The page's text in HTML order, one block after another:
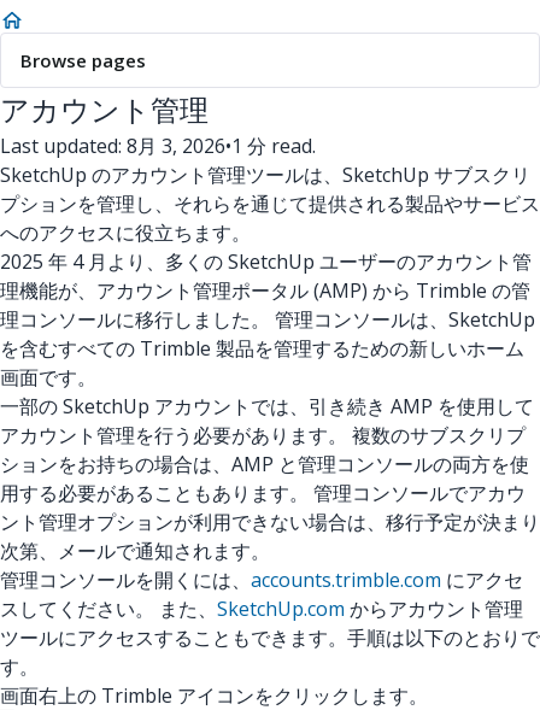
Browse pages
アカウント管理
Last updated: 8月 3, 2026•1 分 read.
SketchUp のアカウント管理ツールは、SketchUp サブスクリ
プションを管理し、それらを通じて提供される製品やサービス
へのアクセスに役立ちます。
2025 年 4 月より、多くの SketchUp ユーザーのアカウント管
理機能が、アカウント管理ポータル (AMP) から Trimble の管
理コンソールに移行しました。 管理コンソールは、SketchUp
を含むすべての Trimble 製品を管理するための新しいホーム
画面です。
一部の SketchUp アカウントでは、引き続き AMP を使用して
アカウント管理を行う必要があります。 複数のサブスクリプ
ションをお持ちの場合は、AMP と管理コンソールの両方を使
用する必要があることもあります。 管理コンソールでアカウ
ント管理オプションが利用できない場合は、移行予定が決まり
次第、メールで通知されます。
管理コンソールを開くには、 accounts.trimble.com にアクセ
スしてください。 また、 SketchUp.com からアカウント管理
ツールにアクセスすることもできます。手順は以下のとおりで
す。
画面右上の Trimble アイコンをクリックします。